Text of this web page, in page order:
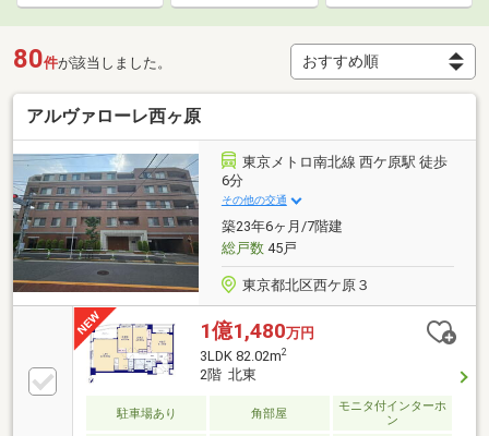
80件が該当しました。
アルヴァローレ西ヶ原
東京メトロ南北線 西ケ原駅 徒歩
6分
その他の交通
築23年6ヶ月/7階建
総戸数45戸
東京都北区西ケ原３
1億1,480万円
3LDK 82.02m2
2階 北東
駐車場あり 角部屋
モニタ付インターホ
ン